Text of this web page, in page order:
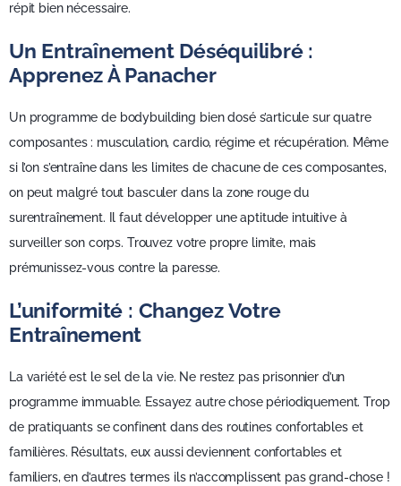
répit bien nécessaire.
Un Entraînement Déséquilibré :
Apprenez À Panacher
Un programme de bodybuilding bien dosé s’articule sur quatre
composantes : musculation, cardio, régime et récupération. Même
si l’on s’entraîne dans les limites de chacune de ces composantes,
on peut malgré tout basculer dans la zone rouge du
surentraînement. Il faut développer une aptitude intuitive à
surveiller son corps. Trouvez votre propre limite, mais
prémunissez-vous contre la paresse.
L’uniformité : Changez Votre
Entraînement
La variété est le sel de la vie. Ne restez pas prisonnier d’un
programme immuable. Essayez autre chose périodiquement. Trop
de pratiquants se confinent dans des routines confortables et
familières. Résultats, eux aussi deviennent confortables et
familiers, en d’autres termes ils n’accomplissent pas grand-chose !